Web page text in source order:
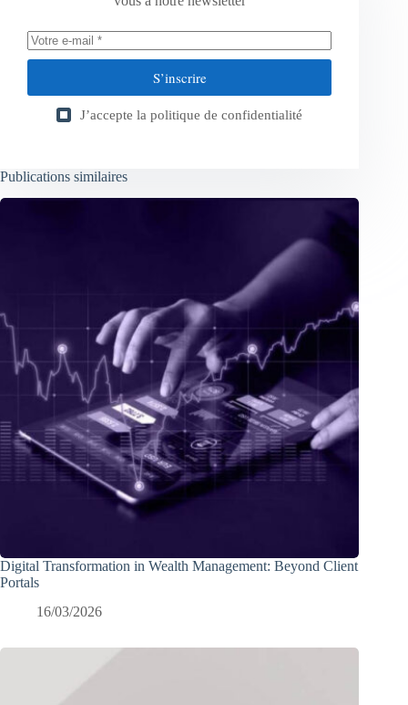
S’inscrire
J’accepte la politique de confidentialité
Publications similaires
Digital Transformation in Wealth Management: Beyond Client
Portals
16/03/2026